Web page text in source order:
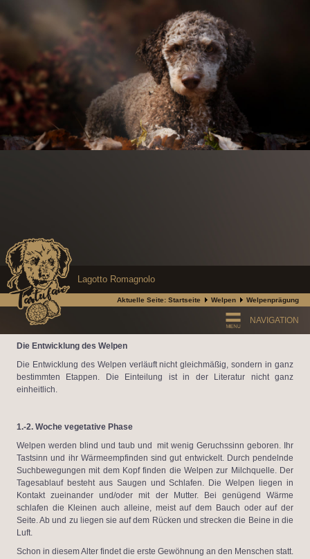
Lagotto Romagnolo
Aktuelle Seite: Startseite Welpen Welpenprägung
NAVIGATION
Die Entwicklung des Welpen
Die Entwicklung des Welpen verläuft nicht gleichmäßig, sondern in ganz
bestimmten Etappen. Die Einteilung ist in der Literatur nicht ganz
einheitlich.
1.-2. Woche vegetative Phase
Welpen werden blind und taub und mit wenig Geruchssinn geboren. Ihr
Tastsinn und ihr Wärmeempfinden sind gut entwickelt. Durch pendelnde
Suchbewegungen mit dem Kopf finden die Welpen zur Milchquelle. Der
Tagesablauf besteht aus Saugen und Schlafen. Die Welpen liegen in
Kontakt zueinander und/oder mit der Mutter. Bei genügend Wärme
schlafen die Kleinen auch alleine, meist auf dem Bauch oder auf der
Seite. Ab und zu liegen sie auf dem Rücken und strecken die Beine in die
Luft.
Schon in diesem Alter findet die erste Gewöhnung an den Menschen statt.